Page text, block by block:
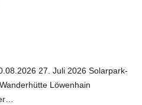
27. Juli 2026 Solarpark-
Löwenhain